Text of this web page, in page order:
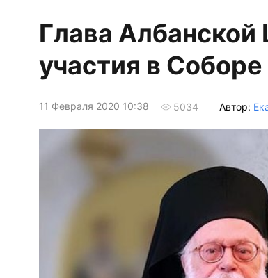
Глава Албанской
участия в
11 Февраля 2020 10:38 5034 Автор: